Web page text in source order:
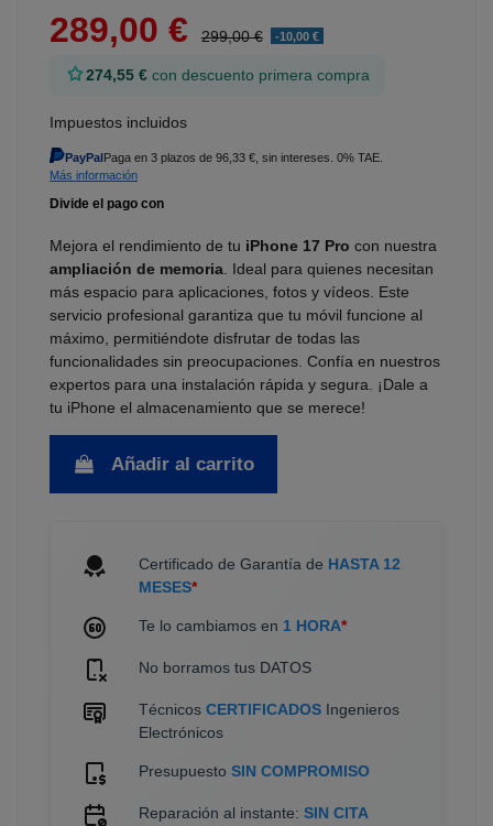
289,00 €
299,00 € -10,00 €
274,55 € con descuento primera compra
Impuestos incluidos
PayPalPaga en 3 plazos de 96,33 €, sin intereses. 0% TAE.
Más información
Mejora el rendimiento de tu iPhone 17 Pro con nuestra
ampliación de memoria . Ideal para quienes necesitan
más espacio para aplicaciones, fotos y vídeos. Este
servicio profesional garantiza que tu móvil funcione al
máximo, permitiéndote disfrutar de todas las
funcionalidades sin preocupaciones. Confía en nuestros
expertos para una instalación rápida y segura. ¡Dale a
tu iPhone el almacenamiento que se merece!
Añadir al carrito
Certificado de Garantía de HASTA 12
MESES*
Te lo cambiamos en 1 HORA*
No borramos tus DATOS
Técnicos CERTIFICADOS Ingenieros
Electrónicos
Presupuesto SIN COMPROMISO
Reparación al instante: SIN CITA